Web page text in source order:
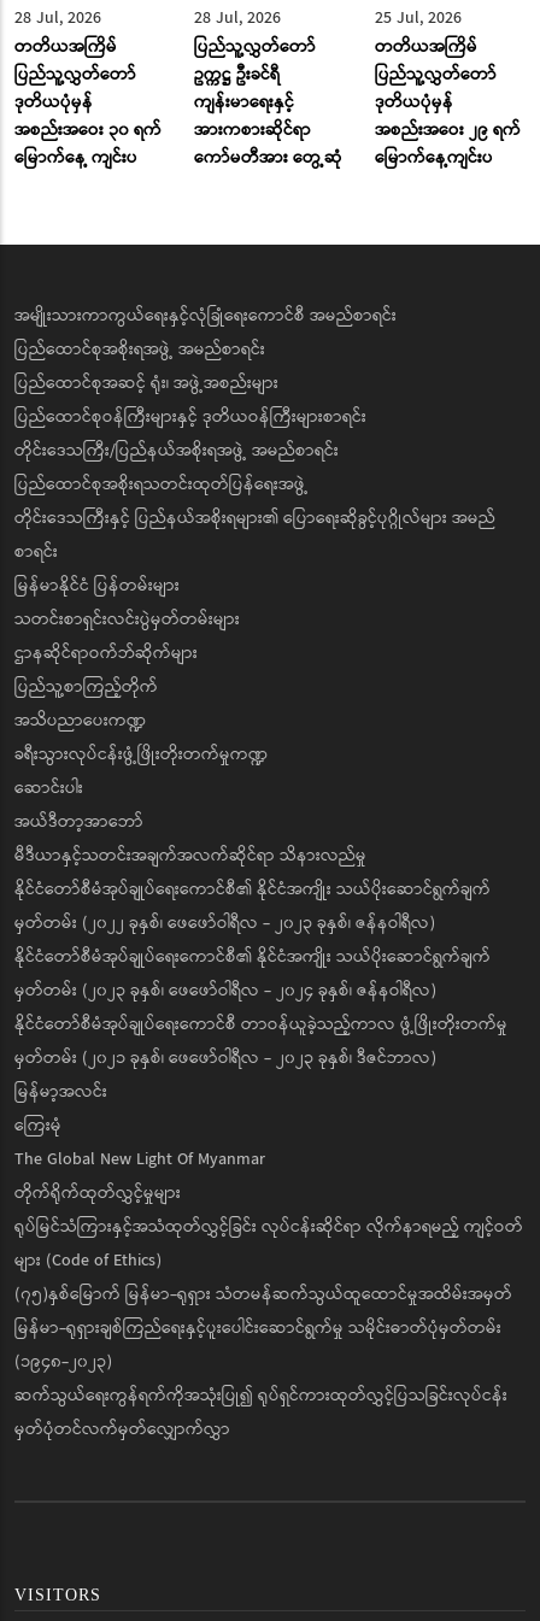
28 Jul, 2026
တတိယအကြိမ်
ပြည်သူ့လွှတ်တော်
ဒုတိယပုံမှန်
အစည်းအဝေး ၃၀ ရက်
မြောက်နေ့ ကျင်းပ
28 Jul, 2026
ပြည်သူ့လွှတ်တော်
ဥက္ကဋ္ဌ ဦးခင်ရီ
ကျန်းမာရေးနှင့်
အားကစားဆိုင်ရာ
ကော်မတီအား တွေ့ဆုံ
25 Jul, 2026
တတိယအကြိမ်
ပြည်သူ့လွှတ်တော်
ဒုတိယပုံမှန်
အစည်းအဝေး ၂၉ ရက်
မြောက်နေ့ကျင်းပ
အမျိုးသားကာကွယ်ရေးနှင့်လုံခြုံရေးကောင်စီ အမည်စာရင်း
ပြည်ထောင်စုအစိုးရအဖွဲ့ အမည်စာရင်း
ပြည်ထောင်စုအဆင့် ရုံး၊ အဖွဲ့အစည်းများ
ပြည်ထောင်စုဝန်ကြီးများနှင့် ဒုတိယဝန်ကြီးများစာရင်း
တိုင်းဒေသကြီး/ပြည်နယ်အစိုးရအဖွဲ့ အမည်စာရင်း
ပြည်ထောင်စုအစိုးရသတင်းထုတ်ပြန်ရေးအဖွဲ့
တိုင်းဒေသကြီးနှင့် ပြည်နယ်အစိုးရများ၏ ပြောရေးဆိုခွင့်ပုဂ္ဂိုလ်များ အမည်
စာရင်း
မြန်မာနိုင်ငံ ပြန်တမ်းများ
သတင်းစာရှင်းလင်းပွဲမှတ်တမ်းများ
ဌာနဆိုင်ရာဝက်ဘ်ဆိုက်များ
ပြည်သူ့စာကြည့်တိုက်
အသိပညာပေးကဏ္ဍ
ခရီးသွားလုပ်ငန်းဖွံ့ဖြိုးတိုးတက်မှုကဏ္ဍ
ဆောင်းပါး
အယ်ဒီတာ့အာဘော်
မီဒီယာနှင့်သတင်းအချက်အလက်ဆိုင်ရာ သိနားလည်မှု
နိုင်ငံတော်စီမံအုပ်ချုပ်ရေးကောင်စီ၏ နိုင်ငံအကျိုး သယ်ပိုးဆောင်ရွက်ချက်
မှတ်တမ်း (၂၀၂၂ ခုနှစ်၊ ဖေဖော်ဝါရီလ - ၂၀၂၃ ခုနှစ်၊ ဇန်နဝါရီလ)
နိုင်ငံတော်စီမံအုပ်ချုပ်ရေးကောင်စီ၏ နိုင်ငံအကျိုး သယ်ပိုးဆောင်ရွက်ချက်
မှတ်တမ်း (၂၀၂၃ ခုနှစ်၊ ဖေဖော်ဝါရီလ - ၂၀၂၄ ခုနှစ်၊ ဇန်နဝါရီလ)
နိုင်ငံတော်စီမံအုပ်ချုပ်ရေးကောင်စီ တာဝန်ယူခဲ့သည့်ကာလ ဖွံ့ဖြိုးတိုးတက်မှု
မှတ်တမ်း (၂၀၂၁ ခုနှစ်၊ ဖေဖော်ဝါရီလ - ၂၀၂၃ ခုနှစ်၊ ဒီဇင်ဘာလ)
မြန်မာ့အလင်း
ကြေးမုံ
The Global New Light Of Myanmar
တိုက်ရိုက်ထုတ်လွှင့်မှုများ
ရုပ်မြင်သံကြားနှင့်အသံထုတ်လွှင့်ခြင်း လုပ်ငန်းဆိုင်ရာ လိုက်နာရမည့် ကျင့်ဝတ်
များ (Code of Ethics)
(၇၅)နှစ်မြောက် မြန်မာ-ရုရှား သံတမန်ဆက်သွယ်ထူထောင်မှုအထိမ်းအမှတ်
မြန်မာ-ရုရှားချစ်ကြည်ရေးနှင့်ပူးပေါင်းဆောင်ရွက်မှု သမိုင်းဓာတ်ပုံမှတ်တမ်း
(၁၉၄၈-၂၀၂၃)
ဆက်သွယ်ရေးကွန်ရက်ကိုအသုံးပြု၍ ရုပ်ရှင်ကားထုတ်လွှင့်ပြသခြင်းလုပ်ငန်း
မှတ်ပုံတင်လက်မှတ်လျှောက်လွှာ
VISITORS